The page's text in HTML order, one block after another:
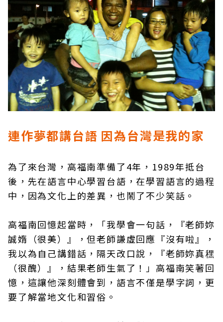
連作夢都講台語 因為台灣是我的家
為了來台灣，高福南準備了4年，1989年抵台
後，先在語言中心學習台語，在學習語言的過程
中，因為文化上的差異，也鬧了不少笑話。
高福南回憶起當時，「我學會一句話，『老師妳
誠媠（很美）』，但老師謙虛回應『沒有啦』，
我以為自己講錯話，隔天改口說，『老師妳真䆀
（很醜）』，結果老師生氣了！」高福南笑著回
憶，這讓他深刻體會到，語言不僅是學字詞，更
要了解當地文化和習俗。